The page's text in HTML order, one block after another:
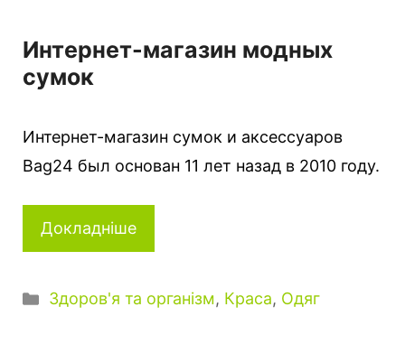
Интернет-магазин модных
сумок
Интернет-магазин сумок и аксессуаров
Bag24 был основан 11 лет назад в 2010 году.
Докладніше
Категорії
Здоров'я та організм, Краса, Одяг